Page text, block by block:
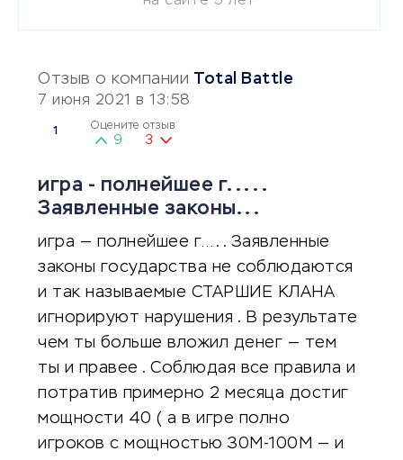
Отзыв о компании Total Battle
7 июня 2021 в 13:58
1 Оцените отзыв
9 3
игра - полнейшее г.... .
Заявленные законы...
игра — полнейшее г…. . Заявленные
законы государства не соблюдаются
и так называемые СТАРШИЕ КЛАНА
игнорируют нарушения . В результате
чем ты больше вложил денег — тем
ты и правее . Соблюдая все правила и
потратив примерно 2 месяца достиг
мощности 40 ( а в игре полно
игроков с мощностью 30М-100М — и